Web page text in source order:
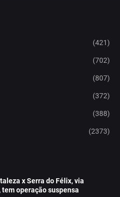
(421)
(702)
(807)
(372)
(388)
(2373)
x Serra do Félix, via
tem operação suspensa